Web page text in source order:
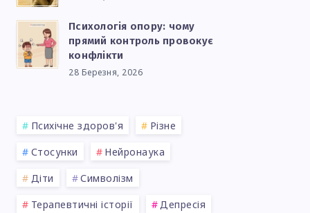
Психологія опору: чому
прямий контроль провокує
конфлікти
28 Березня, 2026
Психічне здоров'я
Різне
Стосунки
Нейронаука
Діти
Символізм
Терапевтичні історії
Депресія